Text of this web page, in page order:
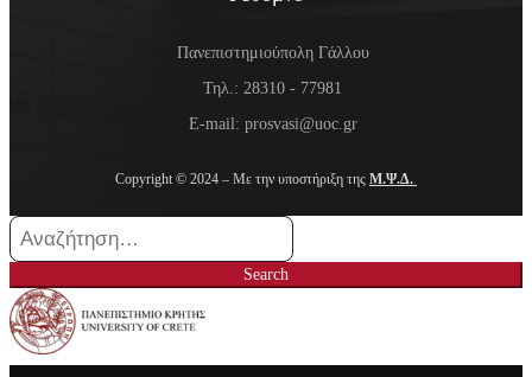
Πανεπιστημιούπολη Γάλλου
Τηλ.: 28310 - 77981
E-mail: prosvasi@uoc.gr
Copyright © 2024 – Με την υποστήριξη της Μ.Ψ.Δ.
Search
for:
Search